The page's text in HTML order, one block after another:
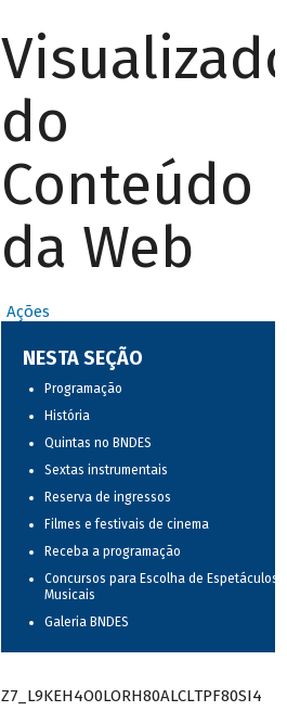
Visualizador
do
Conteúdo
da Web
Ações
NESTA SEÇÃO
Programação
História
Quintas no BNDES
Sextas instrumentais
Reserva de ingressos
Filmes e festivais de cinema
Receba a programação
Concursos para Escolha de Espetáculos
Musicais
Galeria BNDES
Z7_L9KEH4O0LORH80ALCLTPF80SI4